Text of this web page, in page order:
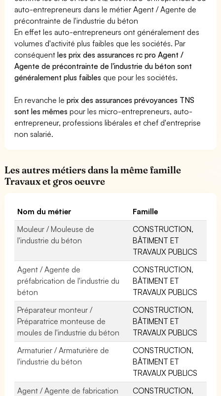
auto-entrepreneurs dans le métier Agent / Agente de
précontrainte de l'industrie du béton
En effet les auto-entrepreneurs ont généralement des
volumes d'activité plus faibles que les sociétés. Par
conséquentles prix des assurances rc pro Agent /
Agente de précontrainte de l'industrie du béton sont
généralement plus faibles que pour les sociétés.
En revanche leprix des assurances prévoyances TNS
sont les mêmes pour les micro-entrepreneurs, auto-
entrepreneur, professions libérales et chef d'entreprise
non salarié.
Les autres métiers dans la même famille
Travaux et gros oeuvre
Nom du métier
Famille
Mouleur / Mouleuse de
l'industrie du béton
CONSTRUCTION,
BÂTIMENT ET
TRAVAUX PUBLICS
Agent / Agente de
préfabrication de l'industrie du
béton
CONSTRUCTION,
BÂTIMENT ET
TRAVAUX PUBLICS
Préparateur monteur /
Préparatrice monteuse de
moules de l'industrie du béton
CONSTRUCTION,
BÂTIMENT ET
TRAVAUX PUBLICS
Armaturier / Armaturière de
l'industrie du béton
CONSTRUCTION,
BÂTIMENT ET
TRAVAUX PUBLICS
Agent / Agente de fabrication
CONSTRUCTION,